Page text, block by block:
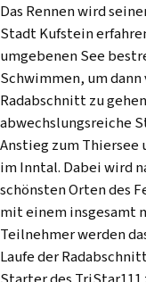
Das Rennen wird
Stadt Kufstein
umgebenen See
Schwimmen, um dann
Radabschnitt zu
abwechslungsreiche
Anstieg zum
im Inntal. Dabei wird
schönsten Orten des
mit einem insgesamt
Teilnehmer werden
Laufe der